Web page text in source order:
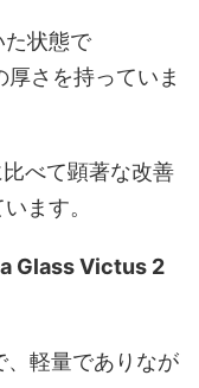
た状態で
厚さを持っていま
べて顕著な改善
ます。
Glass Victus 2
、軽量でありなが